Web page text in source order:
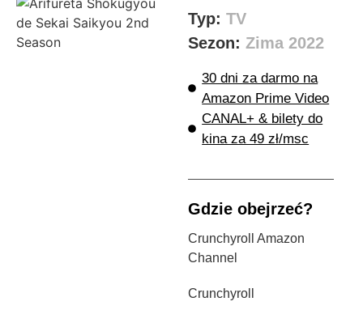
Typ: TV
Sezon: Zima 2022
30 dni za darmo na
Amazon Prime Video
CANAL+ & bilety do
kina za 49 zł/msc
Gdzie obejrzeć?
Crunchyroll Amazon
Channel
Crunchyroll